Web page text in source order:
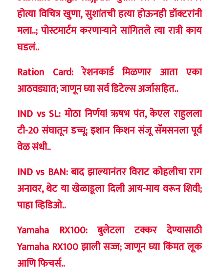
होत्या विचित्र खुणा, सुशांतची हत्या होऊनही डॉक्टरांनी
मला..; पोस्टमार्टम करणाऱ्याने सांगितले त्या रात्री काय
घडलं..
Ration Card: रेशनकार्ड मिळणार आता एका
आठवड्यात; जाणून घ्या सर्व डिटेल्स अर्जासहित..
IND vs SL: मोठा निर्णय! ऋषभ पंत, केएल राहुलला
टी-20 संघातून डच्चू; इशान किशन संजू सॅमसनला पूर्व
वेळ संधी..
IND vs BAN: बाद झाल्यानंतर विराट कोहलीचा राग
अनावर, थेट या खेळाडूला दिली आय-माय वरून शिवी;
पाहा व्हिडिओ..
Yamaha RX100: बुलेटला टक्कर देण्यासाठी
Yamaha RX100 झाली सज्ज; जाणून घ्या किंमत लूक
आणि फिचर्स..